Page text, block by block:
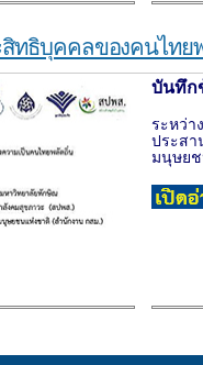
ทธิบุคคลของคนไทย
บันทึก
ระหว่า
ประส
มนุษย